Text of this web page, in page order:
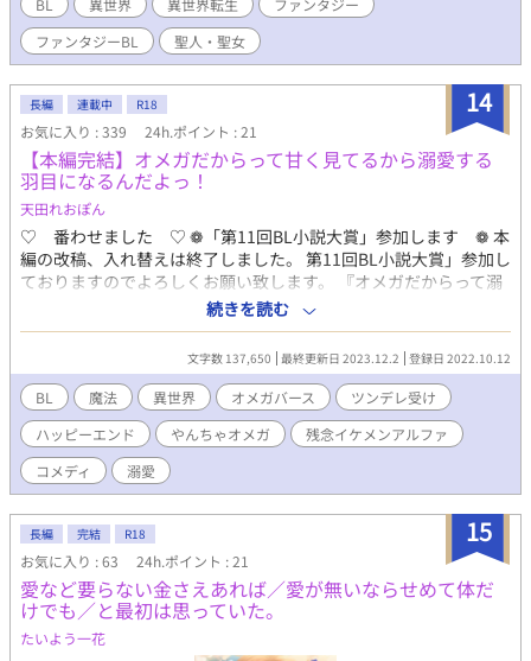
を引く青年・ゼノに助けられる。 ゼノが暮らす平屋の家には、異
なる種族と悪魔の血を受け継いだ３人の子どもたちがいた。 人間
から恐れられているゼノたちは、不思議なことに魔獣と心を通わ
せ、家族のように穏やかに暮らしていた。 ルカも彼らと生活をと
もにするうち、城では得られなかった温かな居場所を見つけてい
く。 そんなある日、ルカはゼノたちが焼くパンのおいしさに驚
き、前世の知識を生かして、街外れに「悪魔印のサンドイッチ屋
さん」を開くことを思いつく。 最初こそ悪魔の血を引く者への偏
見にさらされるものの、店は次第に評判となり、街の住人や冒険
者たちにも愛されるようになる。 ルカはゼノや子どもたちと笑い
合いながら、こんな毎日がずっと続けばよいと願っていた。 しか
し、ついに王都で異世界の聖女が召喚される。 原作では力を失う
はずだったルカだが、その聖なる力はなぜか以前よりも強くなっ
ていた。 やがて森で倒れていた聖女を保護したルカは、彼女もま
た、突然異世界へ連れてこられ、神殿に利用されていた被害者だ
と知る。 さらに、原作でルカが力を失った本当の原因が、大神官
の作った魔道具にあったことが明らかになる。 大神官は聖人と聖
女の力を奪い、二人を思いどおりに操ろうとしていたのだ。 聖女
を連れ戻そうとする神殿の騎士たちは、ゼノと三人の子どもたち
まで危険な悪魔として捕らえようとする。 新しく手に入れた家族
を守るため、ルカは逃亡聖人である自分の正体を明かし、ゼノた
ちとともに王都へ向かうことを決意する。 これは、追放される運
命から逃げ出した聖人が、白い獣悪魔と三人の子どもたちに出会
い、本当の家族と居場所を手に入れる物語。 そして、小説に定め
られた結末を乗り越えたルカが、聖人という役目ではなく、一人
の人間として大切な者と生きる未来を選ぶ物語である。
BL 異世界 異世界転生
ファンタジー
ファンタジーBL
聖人・聖女
14
長編 連載中 R18
お気に入り : 339 24h.ポイント : 21
【本編完結】オメガだからって甘く見てるから溺愛する
羽目になるんだよっ！
天田れおぽん
♡ 番わせました ♡ ❁「第11回BL小説大賞」参加します ❁ 本
編の改稿、入れ替えは終了しました。 第11回BL小説大賞」参加し
ておりますのでよろしくお願い致します。 『オメガだからって溺
愛したわけじゃないんだよっ』の第二話が変な位置にありました
ので修正しました。 m(_ _)m ☆…☆…☆…☆…☆…
☆…☆…☆…☆…☆…☆…☆…☆…☆…☆…☆ 結婚って、こん
なもんだっけ？ ご機嫌で風呂から上がってきたオレはドアを開
けて驚いた。 素っ裸の知らない男がベッドの上にいたからだ。
「やあ。はじめまして。わたしが今日からキミの夫になるルノワ
ールだ」 「あっ、ああ。オレはミカエルだ」 「さぁミカエル。初
夜を始めようか」 「……はぁ？ 白い結婚じゃなかったのかよ」
「何を言ってるんだキミは。オメガにヤる以外の価値などない」
ふたりの物語 ――――。 ♪ ――――――――――――――
♪ 登場人物 ミカエル・ランバート伯爵家子息（18
歳） オメガ男子 魔道具作りの天才 魔力も高い 薄茶の髪と瞳
色気のある小悪魔系 オメガとしては大きい身長178センチ ルノワ
ール・シェリング侯爵（22歳） アルファ男子 剣術が得意 銀髪青
い目 女性っぽい美形 アルファとしては小ぶりで細身な身長182
続きを読む
文字数 137,650 最終更新日 2023.12.2 登録日 2022.10.12
BL 魔法 異世界 オメガバース
ツンデレ受け
ハッピーエンド
やんちゃオメガ
残念イケメンアルファ
コメディ
溺愛
15
長編 完結 R18
お気に入り : 63 24h.ポイント : 21
愛など要らない金さえあれば／愛が無いならせめて体だ
けでも／と最初は思っていた。
たいよう一花